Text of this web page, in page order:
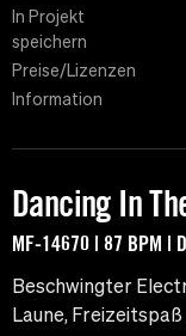
In Projekt
speichern
Preise/Lizenzen
Information
Dancing In
MF-14670 | 87 BPM |
Beschwingter
Laune,